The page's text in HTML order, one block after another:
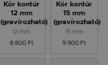
Kör kontúr
12 mm
(gravírozható)
12 mm
8 800 Ft
Kör kontúr
15 mm
(gravírozható)
15 mm
9 900 Ft